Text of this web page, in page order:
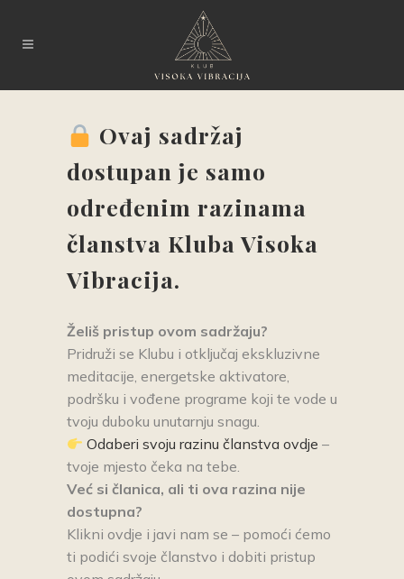
Ovaj sadržaj
dostupan je samo
određenim razinama
članstva Kluba Visoka
Vibracija.
Želiš pristup ovom sadržaju?
Pridruži se Klubu i otključaj ekskluzivne
meditacije, energetske aktivatore,
podršku i vođene programe koji te vode u
tvoju duboku unutarnju snagu.
Odaberi svoju razinu članstva ovdje –
tvoje mjesto čeka na tebe.
Već si članica, ali ti ova razina nije
dostupna?
Klikni ovdje i javi nam se – pomoći ćemo
ti podići svoje članstvo i dobiti pristup